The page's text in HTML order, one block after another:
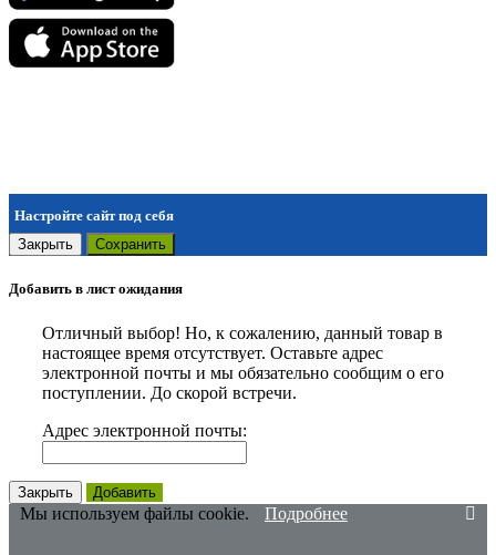
Настройте сайт под себя
Закрыть
Сохранить
Добавить в лист ожидания
Отличный выбор! Но, к сожалению, данный товар в
настоящее время отсутствует. Оставьте адрес
электронной почты и мы обязательно сообщим о его
поступлении. До скорой встречи.
Адрес электронной почты:
Закрыть Добавить
Мы используем файлы cookie. Подробнее